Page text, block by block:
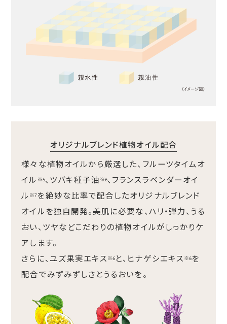
オリジナルブレンド植物オイル配合
様々な植物オイルから厳選した、フルーツタイムオ
イル ※5、ツバキ種子油 ※6、フランスラベンダーオイ
ル ※7を絶妙な比率で配合したオリジナルブレンド
オイルを独自開発。美肌に必要な、ハリ・弾力、うる
おい、ツヤなどこだわりの植物オイルがしっかりケ
アします。
さらに、ユズ果実エキス ※6 と、ヒナゲシエキス ※6を
配合でみずみずしさとうるおいを。